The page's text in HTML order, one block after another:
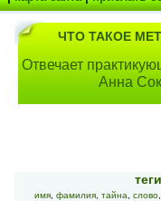
ЧТО ТАКОЕ
Отвечает
Анна
имя, фамилия, тайна слово,